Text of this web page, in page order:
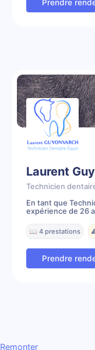
Prendre
Laurent
Technicien
En tant que
expérience de 26
📖 4 prestations
Prendre
Remonter